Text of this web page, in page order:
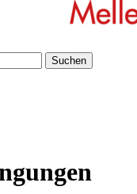
Suchen